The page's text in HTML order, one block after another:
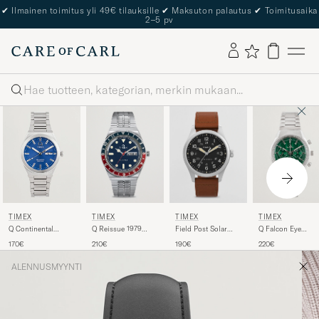
✔ Ilmainen toimitus yli 49€ tilauksille ✔ Maksuton palautus ✔ Toimitusaika
2–5 pv
Haku
TIMEX
Q Continental
Blue Dial
170€
TIMEX
Q Reissue 1979
210€
TIMEX
Field Post Solar
Brown/Black
190€
TIMEX
Q Falcon Eye
Green Dial
220€
ALENNUSMYYNTI